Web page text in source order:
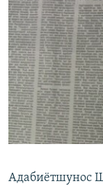
Озодлик
Адабиётшунос